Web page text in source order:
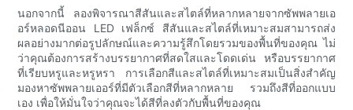
นอกจากนี้ ลองพิจารณาสีสันและสไตล์ที่หลากหลายจากซัพพลายเอ
อร์หลอดนีออน LED เฟล็กซ์ สีสันและสไตล์ที่เหมาะสมสามารถส่ง
ผลอย่างมากต่อรูปลักษณ์และความรู้สึกโดยรวมของพื้นที่ของคุณ ไม่
ว่าคุณต้องการสร้างบรรยากาศที่สดใสและโดดเด่น หรือบรรยากาศ
ที่เรียบหรูและหรูหรา การเลือกสีและสไตล์ที่เหมาะสมเป็นสิ่งสำคัญ
มองหาซัพพลายเออร์ที่มีตัวเลือกสีที่หลากหลาย รวมถึงสีที่ออกแบบ
เอง เพื่อให้มั่นใจว่าคุณจะได้สีที่ลงตัวกับพื้นที่ของคุณ